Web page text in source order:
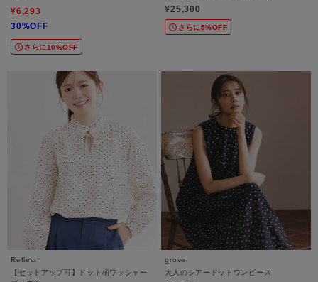
¥6,293
30%OFF
さらに10%OFF
¥25,300
さらに5%OFF
Reflect
【セットアップ可】ドット柄ワッシャー
grove
大人のシアードットワンピース